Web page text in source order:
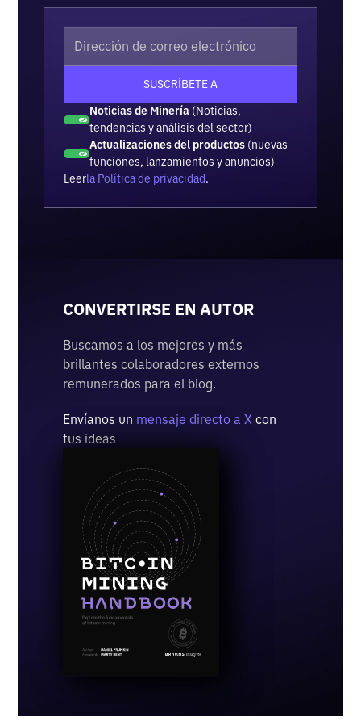
Noticias de Minería (Noticias,
tendencias y análisis del sector)
Actualizaciones del productos (nuevas
funciones, lanzamientos y anuncios)
Leerla Política de privacidad.
CONVERTIRSE EN AUTOR
Buscamos a los mejores y más
brillantes colaboradores externos
remunerados para el blog.
Envíanos un mensaje directo a X con
tus ideas